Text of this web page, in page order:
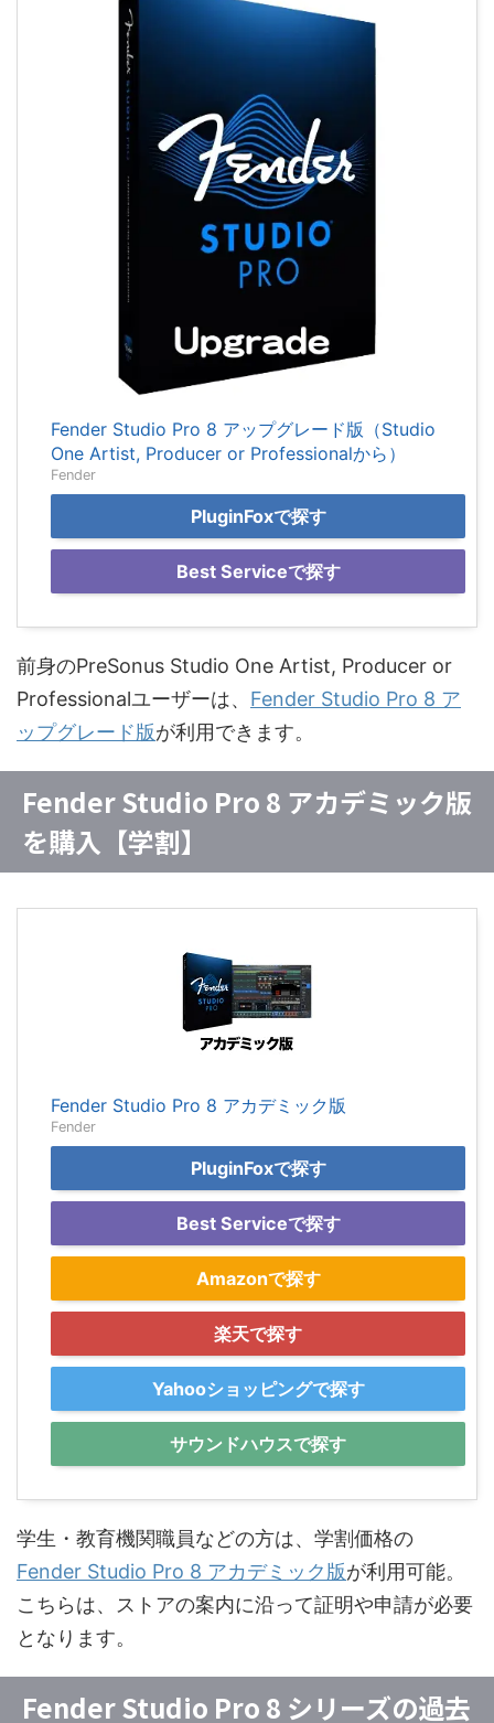
Fender Studio Pro 8 アップグレード版（Studio
One Artist, Producer or Professionalから）
Fender
PluginFoxで探す
Best Serviceで探す
前身のPreSonus Studio One Artist, Producer or
Professionalユーザーは、 Fender Studio Pro 8 ア
ップグレード版が利用できます。
Fender Studio Pro 8 アカデミック版
を購入【学割】
Fender Studio Pro 8 アカデミック版
Fender
PluginFoxで探す
Best Serviceで探す
Amazonで探す
楽天で探す
Yahooショッピングで探す
サウンドハウスで探す
学生・教育機関職員などの方は、学割価格の
Fender Studio Pro 8 アカデミック版が利用可能。
こちらは、ストアの案内に沿って証明や申請が必要
となります。
Fender Studio Pro 8 シリーズの過去